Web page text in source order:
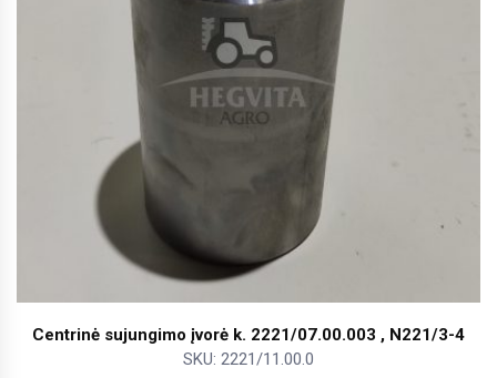
Centrinė sujungimo įvorė k. 2221/07.00.003 , N221/3-4
SKU: 2221/11.00.0